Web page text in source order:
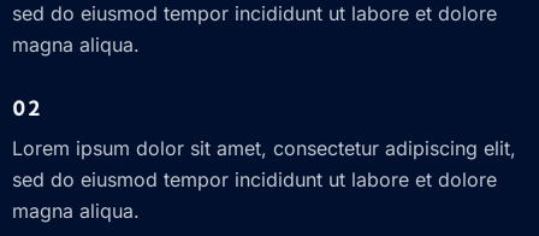
sed do eiusmod tempor incididunt ut labore et dolore
magna aliqua.
02
Lorem ipsum dolor sit amet, consectetur adipiscing elit,
sed do eiusmod tempor incididunt ut labore et dolore
magna aliqua.